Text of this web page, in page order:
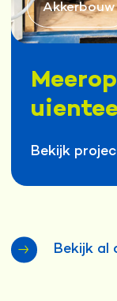
Akkerbouw
Bekijk
Bekijk al